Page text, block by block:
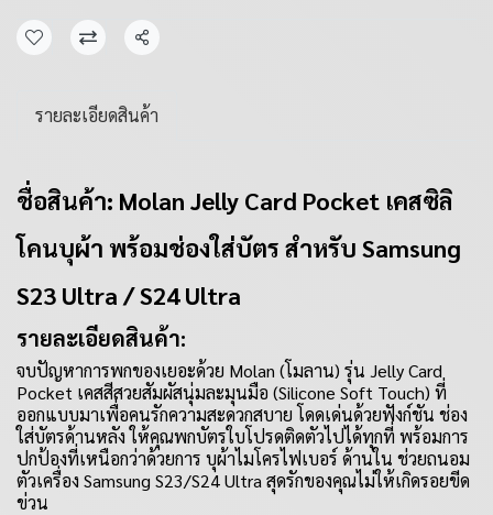
แชร์
รายละเอียดสินค้า
ชื่อสินค้า: Molan Jelly Card Pocket เคสซิลิ
โคนบุผ้า พร้อมช่องใส่บัตร สำหรับ Samsung
S23 Ultra / S24 Ultra
รายละเอียดสินค้า:
จบปัญหาการพกของเยอะด้วย Molan (โมลาน) รุ่น Jelly Card
Pocket เคสสีสวยสัมผัสนุ่มละมุนมือ (Silicone Soft Touch) ที่
ออกแบบมาเพื่อคนรักความสะดวกสบาย โดดเด่นด้วยฟังก์ชัน ช่อง
ใส่บัตรด้านหลัง ให้คุณพกบัตรใบโปรดติดตัวไปได้ทุกที่ พร้อมการ
ปกป้องที่เหนือกว่าด้วยการ บุผ้าไมโครไฟเบอร์ ด้านใน ช่วยถนอม
ตัวเครื่อง Samsung S23/S24 Ultra สุดรักของคุณไม่ให้เกิดรอยขีด
ข่วน